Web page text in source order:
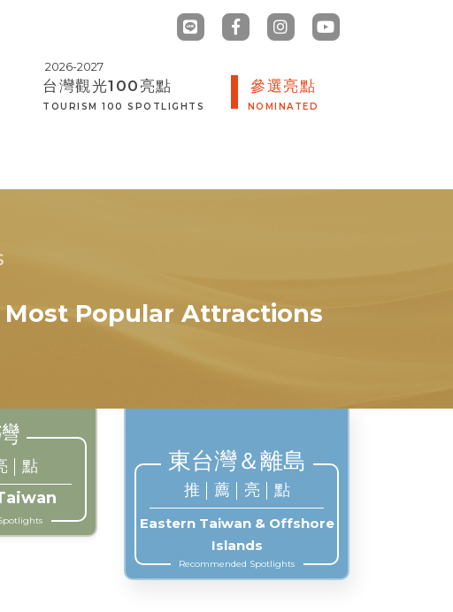
台灣觀光100亮點
TOURISM 100 SPOTLIGHTS
參選亮點
NOMINATED
Most Popular Attractions
點
東台灣＆離島
推 薦 亮 點
Eastern Taiwan & Offshore
Islands
Recommended Spotlights